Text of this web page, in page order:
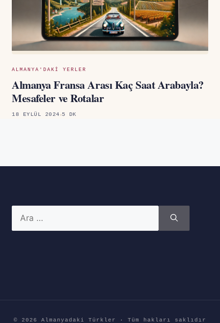
ALMANYA'DAKI YERLER
Almanya Fransa Arası Kaç Saat Arabayla?
Mesafeler ve Rotalar
18 EYLÜL 2024 5 DK
ara
© 2026 Almanyadaki Türkler · Tüm hakları saklıdır